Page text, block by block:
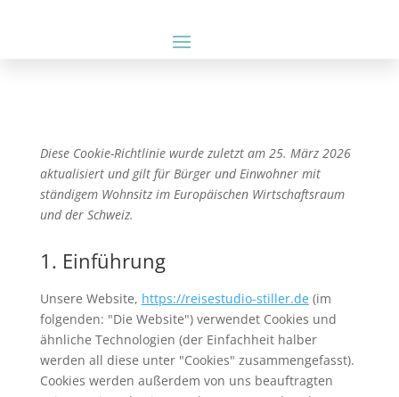
Diese Cookie-Richtlinie wurde zuletzt am 25. März 2026
aktualisiert und gilt für Bürger und Einwohner mit
ständigem Wohnsitz im Europäischen Wirtschaftsraum
und der Schweiz.
1. Einführung
Unsere Website, https://reisestudio-stiller.de(im
folgenden: "Die Website") verwendet Cookies und
ähnliche Technologien (der Einfachheit halber
werden all diese unter "Cookies" zusammengefasst).
Cookies werden außerdem von uns beauftragten